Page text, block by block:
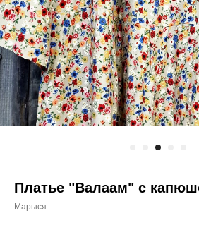
Платье "Валаам" с
Марыся